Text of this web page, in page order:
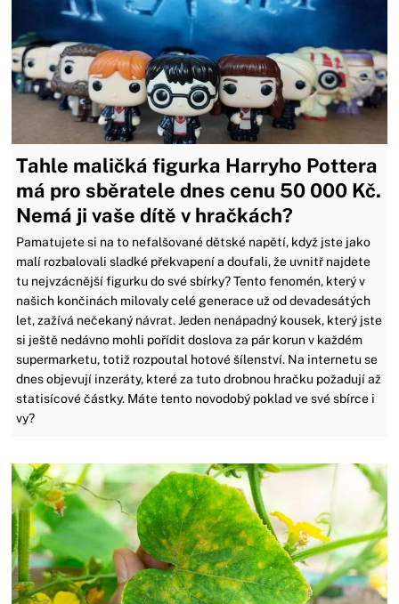
Tahle maličká figurka Harryho Pottera
má pro sběratele dnes cenu 50 000 Kč.
Nemá ji vaše dítě v hračkách?
Pamatujete si na to nefalšované dětské napětí, když jste jako
malí rozbalovali sladké překvapení a doufali, že uvnitř najdete
tu nejvzácnější figurku do své sbírky? Tento fenomén, který v
našich končinách milovaly celé generace už od devadesátých
let, zažívá nečekaný návrat. Jeden nenápadný kousek, který jste
si ještě nedávno mohli pořídit doslova za pár korun v každém
supermarketu, totiž rozpoutal hotové šílenství. Na internetu se
dnes objevují inzeráty, které za tuto drobnou hračku požadují až
statisícové částky. Máte tento novodobý poklad ve své sbírce i
vy?